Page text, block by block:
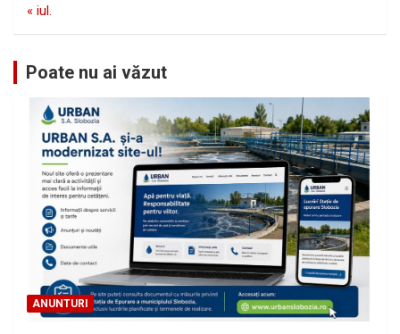
« iul.
Poate nu ai văzut
ANUNTURI